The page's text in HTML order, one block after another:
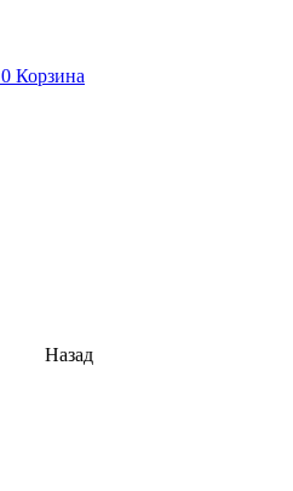
0 Корзина
Назад